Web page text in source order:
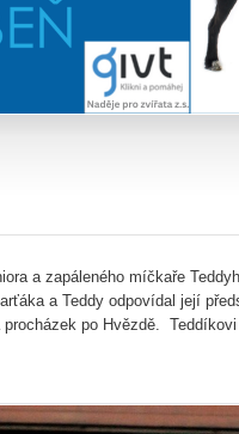
a zapáleného míčkaře
a Teddy odpovídal její
po Hvězdě.